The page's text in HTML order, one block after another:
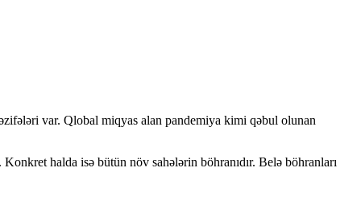
var. Qlobal miqyas alan pandemiya kimi qəbul olunan
halda isə bütün növ sahələrin böhranıdır. Belə böhranları